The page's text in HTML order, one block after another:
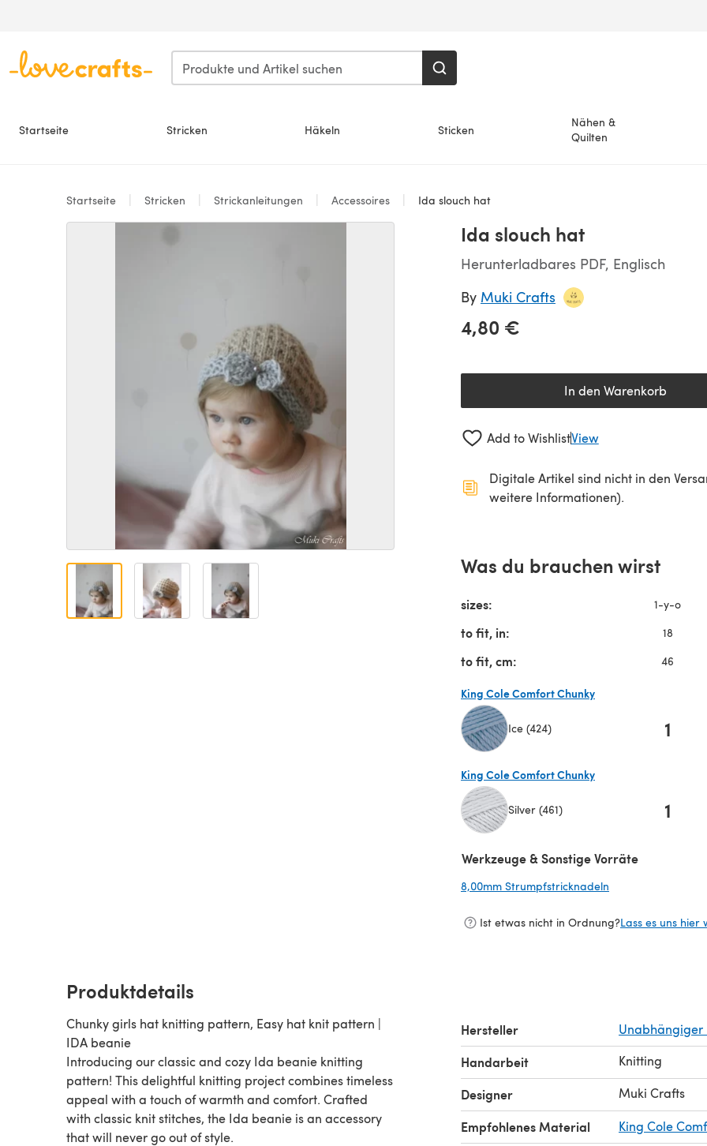
Startseite Stricken Häkeln Sticken
Nähen &
Quilten
Startseite Stricken Strickanleitungen Accessoires Ida slouch hat
Ida slouch hat
Herunterladbares PDF, Englisch
By Muki Crafts
4,80 €
In den Warenkorb
Add to WishlistView
Digitale Artikel sind nicht in den
weitere Informationen).
Was du brauchen wirst
sizes: 1-y-o
to fit, in: 18
to fit, cm: 46
King Cole Comfort Chunky
Ice (424) 1
King Cole Comfort Chunky
Silver (461) 1
Werkzeuge & Sonstige Vorräte
8,00mm Strumpfstricknadeln
Ist etwas nicht in Ordnung?Lass es uns hier
Produktdetails
Chunky girls hat knitting pattern, Easy hat knit pattern |
IDA beanie
Introducing our classic and cozy Ida beanie knitting
pattern! This delightful knitting project combines timeless
appeal with a touch of warmth and comfort. Crafted
with classic knit stitches, the Ida beanie is an accessory
that will never go out of style.
Hersteller Unabhängiger
Handarbeit Knitting
Designer Muki Crafts
Empfohlenes Material King Cole